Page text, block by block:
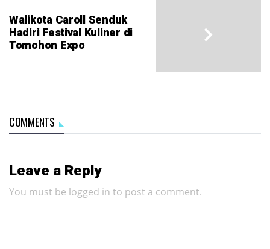
Walikota Caroll Senduk
Hadiri Festival Kuliner di
Tomohon Expo
COMMENTS
Leave a Reply
You must be logged in to post a comment.